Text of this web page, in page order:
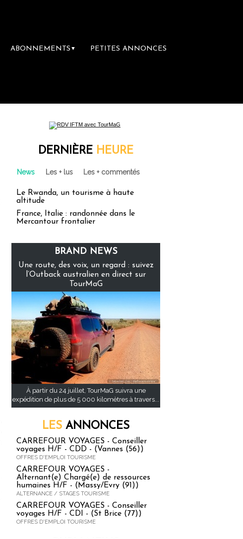
ABONNEMENTS ▼ PETITES ANNONCES
DERNIÈRE HEURE
News Les + lus Les + commentés
Le Rwanda, un tourisme à haute
altitude
France, Italie : randonnée dans le
Mercantour frontalier
BRAND NEWS
Une route, des voix, un regard : suivez
l’Outback australien en direct sur
TourMaG
À partir du 24 juillet, TourMaG suivra une
expédition de plus de 5 000 kilomètres à travers...
LES ANNONCES
CARREFOUR VOYAGES - Conseiller
voyages H/F - CDD - (Vannes (56))
OFFRES D'EMPLOI TOURISME
CARREFOUR VOYAGES -
Alternant(e) Chargé(e) de ressources
humaines H/F - (Massy/Evry (91))
ALTERNANCE / STAGES TOURISME
CARREFOUR VOYAGES - Conseiller
voyages H/F - CDI - (St Brice (77))
OFFRES D'EMPLOI TOURISME